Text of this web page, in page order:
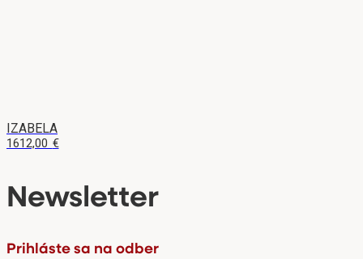
IZABELA
1612,00 €
Newsletter
Prihláste sa na odber